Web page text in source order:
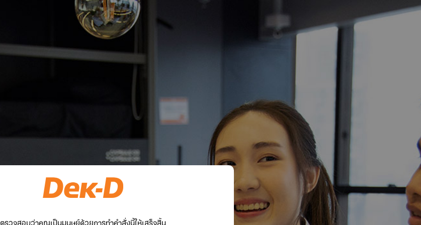
ตรวจสอบว่าคุณเป็นมนุษย์ด้วยการทำคำสั่งนี้ให้เสร็จสิ้น